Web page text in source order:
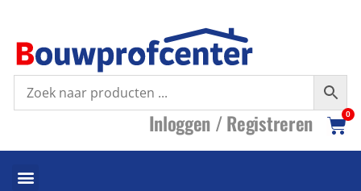
Inloggen /Registreren 0